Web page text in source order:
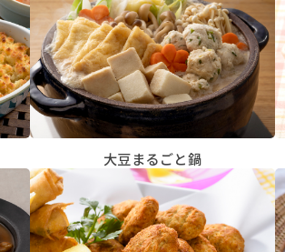
大豆まるごと鍋